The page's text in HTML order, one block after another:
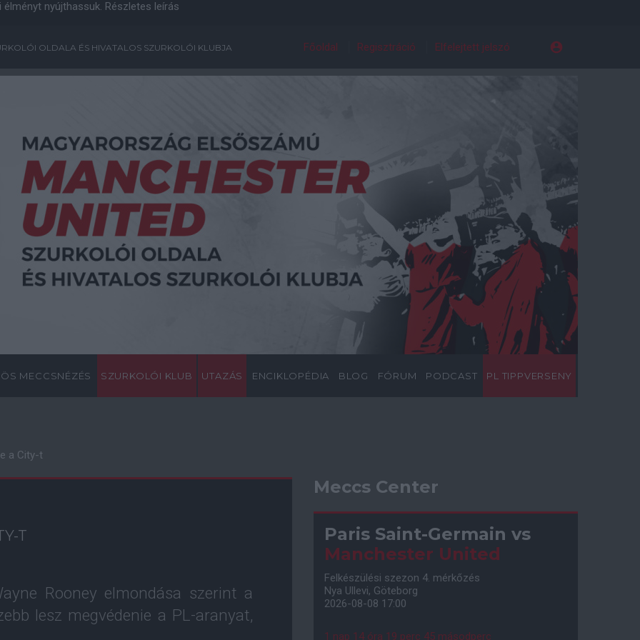
nyújthassuk. Részletes leírás
OLDALA ÉS HIVATALOS SZURKOLÓI KLUBJA Főoldal Regisztráció Elfelejtett jelszó
MECCSNÉZÉS SZURKOLÓI KLUB UTAZÁS ENCIKLOPÉDIA BLOG FÓRUM PODCAST PL TIPPVERSENY
a City-t
T
Rooney elmondása szerint a
lesz megvédenie a PL-aranyat,
Meccs Center
Paris Saint-Germain vs
Manchester United
Felkészülési szezon 4. mérkőzés
Nya Ullevi, Göteborg
2026-08-08 17:00
1 nap 14 óra 19 perc 44 másodperc